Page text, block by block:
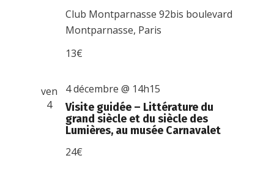
Club Montparnasse92bis boulevard
Montparnasse, Paris
13€
ven
4
Visite guidée – Littérature du
grand siècle et du siècle des
Lumières, au musée Carnavalet
4 décembre @ 14h15
24€